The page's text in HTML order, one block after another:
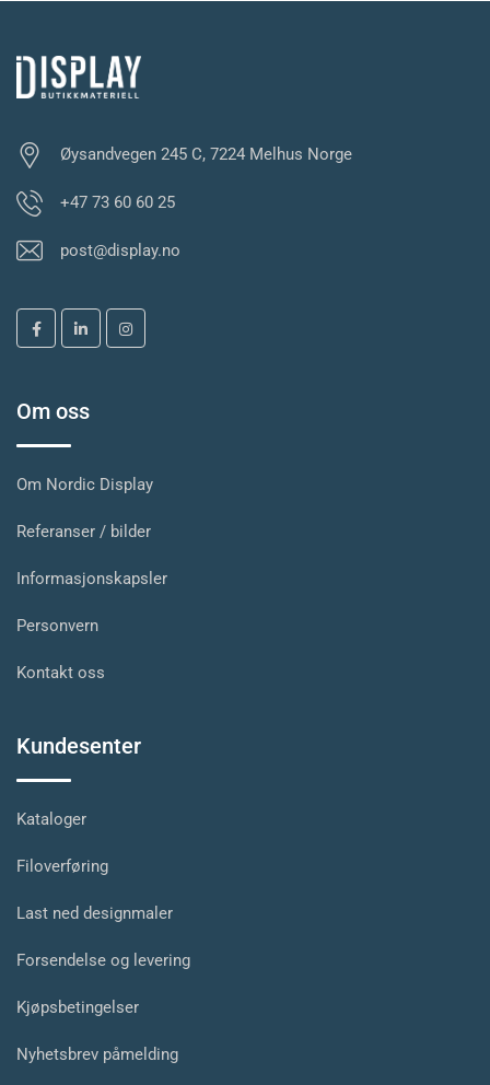
Øysandvegen 245 C, 7224 Melhus Norge
+47 73 60 60 25
post@display.no
Om oss
Om Nordic Display
Referanser / bilder
Informasjonskapsler
Personvern
Kontakt oss
Kundesenter
Kataloger
Filoverføring
Last ned designmaler
Forsendelse og levering
Kjøpsbetingelser
Nyhetsbrev påmelding